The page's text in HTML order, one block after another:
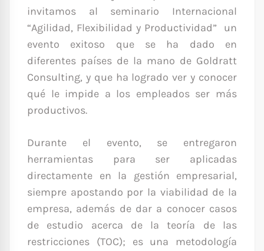
invitamos al seminario Internacional
“Agilidad, Flexibilidad y Productividad” un
evento exitoso que se ha dado en
diferentes países de la mano de Goldratt
Consulting, y que ha logrado ver y conocer
qué le impide a los empleados ser más
productivos.
Durante el evento, se entregaron
herramientas para ser aplicadas
directamente en la gestión empresarial,
siempre apostando por la viabilidad de la
empresa, además de dar a conocer casos
de estudio acerca de la teoría de las
restricciones (TOC); es una metodología